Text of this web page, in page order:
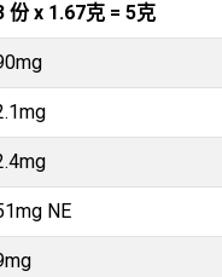
份 x 1.67克 = 5克
NE